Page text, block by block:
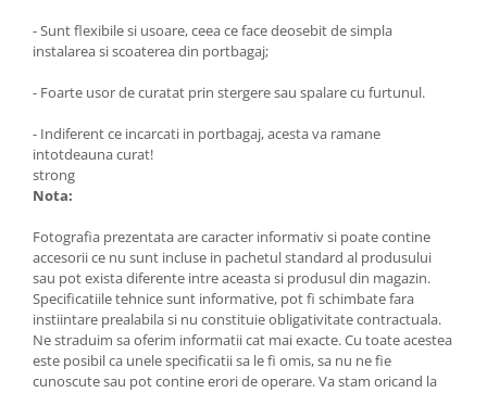
- Sunt flexibile si usoare, ceea ce face deosebit de simpla
instalarea si scoaterea din portbagaj;
- Foarte usor de curatat prin stergere sau spalare cu furtunul.
- Indiferent ce incarcati in portbagaj, acesta va ramane
intotdeauna curat!
strong
Nota:
Fotografia prezentata are caracter informativ si poate contine
accesorii ce nu sunt incluse in pachetul standard al produsului
sau pot exista diferente intre aceasta si produsul din magazin.
Specificatiile tehnice sunt informative, pot fi schimbate fara
instiintare prealabila si nu constituie obligativitate contractuala.
Ne straduim sa oferim informatii cat mai exacte. Cu toate acestea
este posibil ca unele specificatii sa le fi omis, sa nu ne fie
cunoscute sau pot contine erori de operare. Va stam oricand la